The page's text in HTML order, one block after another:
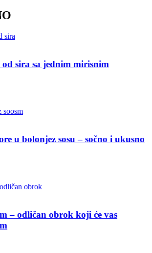
sira sa jednim mirisnim
u bolonjez sosu – sočno i ukusno
– odličan obrok koji će vas